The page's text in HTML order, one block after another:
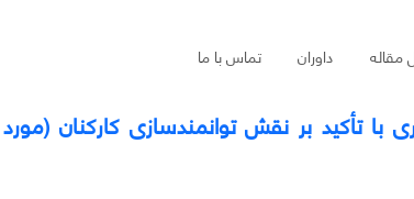
مقاله داوران تماس با ما
تأکید بر نقش توانمندسازی کارکنان